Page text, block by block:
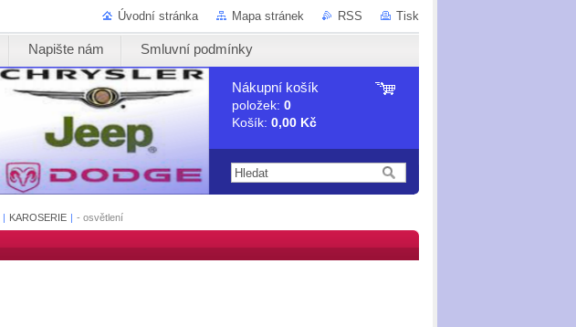
Úvodní stránka Mapa stránek RSS Tisk
Napište nám Smluvní podmínky
Nákupní košík
položek: 0
Košík: 0,00 Kč
| KAROSERIE | - osvětlení